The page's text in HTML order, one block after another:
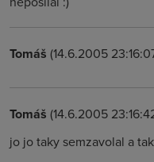
Tomáš (14.6.2005
Tomáš (14.6.2005
jo jo taky semzavolal a